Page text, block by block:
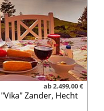
ab 2.499,00 €
Zander, Hecht